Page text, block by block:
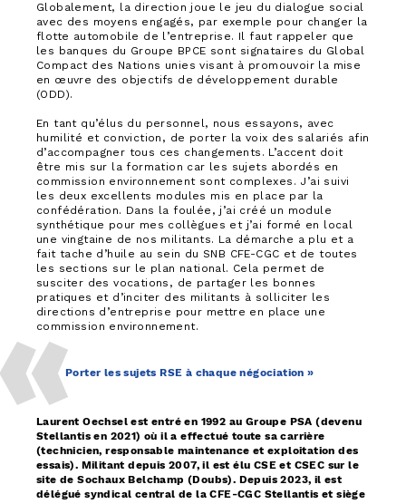
Globalement, la direction joue le jeu du dialogue social
avec des moyens engagés, par exemple pour changer la
flotte automobile de l’entreprise. Il faut rappeler que
les banques du Groupe BPCE sont signataires du Global
Compact des Nations unies visant à promouvoir la mise
en œuvre des objectifs de développement durable
(ODD).
En tant qu’élus du personnel, nous essayons, avec
humilité et conviction, de porter la voix des salariés afin
d’accompagner tous ces changements. L’accent doit
être mis sur la formation car les sujets abordés en
commission environnement sont complexes. J’ai suivi
les deux excellents modules mis en place par la
confédération. Dans la foulée, j’ai créé un module
synthétique pour mes collègues et j’ai formé en local
une vingtaine de nos militants. La démarche a plu et a
fait tache d’huile au sein du SNB CFE-CGC et de toutes
les sections sur le plan national. Cela permet de
susciter des vocations, de partager les bonnes
pratiques et d’inciter des militants à solliciter les
directions d’entreprise pour mettre en place une
commission environnement.
Porter les sujets RSE à chaque négociation »
Laurent Oechsel est entré en 1992 au Groupe PSA (devenu
Stellantis en 2021) où il a effectué toute sa carrière
(technicien, responsable maintenance et exploitation des
essais). Militant depuis 2007, il est élu CSE et CSEC sur le
site de Sochaux Belchamp (Doubs). Depuis 2023, il est
délégué syndical central de la CFE-CGC Stellantis et siège